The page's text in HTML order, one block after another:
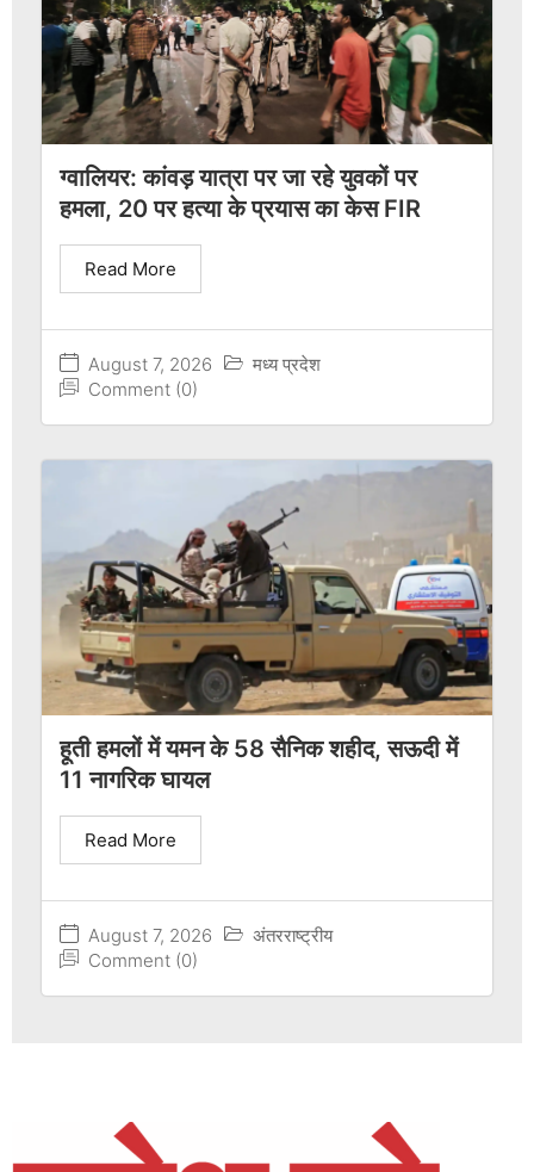
ग्वालियर: कांवड़ यात्रा पर जा रहे युवकों पर
हमला, 20 पर हत्या के प्रयास का केस FIR
August 7, 2026
मध्य प्रदेश
Comment (0)
Read More
हूती हमलों में यमन के 58 सैनिक शहीद, सऊदी में
11 नागरिक घायल
August 7, 2026
अंतरराष्ट्रीय
Comment (0)
Read More